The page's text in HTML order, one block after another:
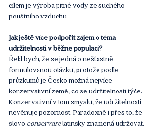
cílem je výroba pitné vody ze suchého
pouštního vzduchu.
Jak ještě více podpořit zájem o téma
udržitelnosti v běžné populaci?
Řekl bych, že se jedná o nešťastně
formulovanou otázku, protože podle
průzkumů je Česko možná nejvíce
konzervativní země, co se udržitelnosti týče.
Konzervativní v tom smyslu, že udržitelnosti
nevěnuje pozornost. Paradoxně i přes to, že
slovo conservare latinsky znamená udržovat.